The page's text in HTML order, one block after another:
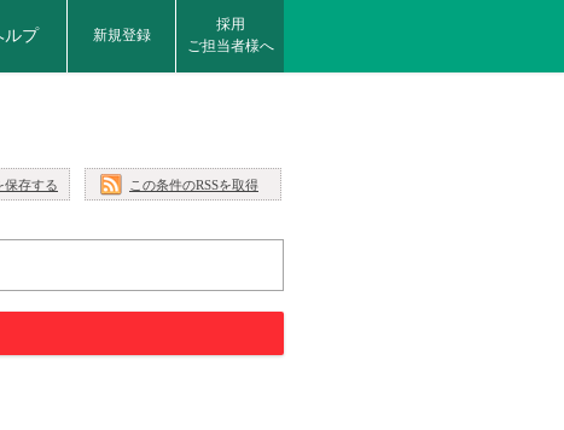
ルプ 新規登録
採用
ご担当者様へ
保存する この条件のRSSを取得